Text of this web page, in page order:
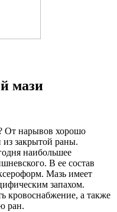
мази
От нарывов хорошо
закрытой раны.
наибольшее
В ее состав
Мазь имеет
запахом.
кровоснабжение, а также
ран.